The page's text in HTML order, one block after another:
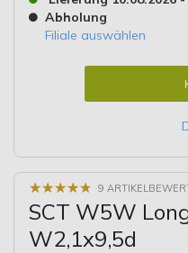
Abholung
Filiale auswählen
★★★★★
★★★★★ 9
SCT W5W
W2,1x9,5d